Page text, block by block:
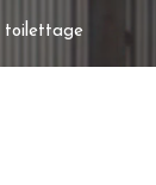
toilettage